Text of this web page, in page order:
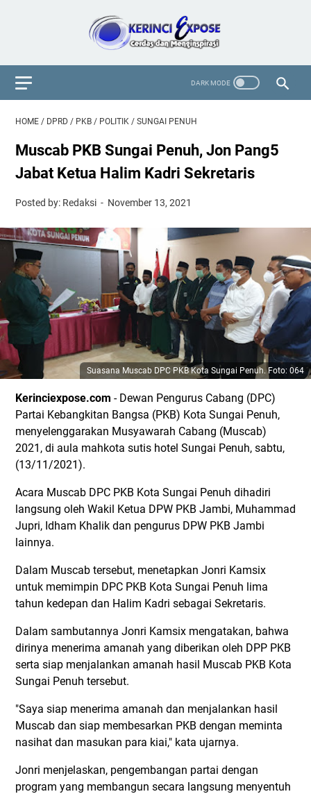
HOME / DPRD / PKB / POLITIK / SUNGAI PENUH
Muscab PKB Sungai Penuh, Jon Pang5
Jabat Ketua Halim Kadri Sekretaris
Posted by: Redaksi November 13, 2021
Suasana Muscab DPC PKB Kota Sungai Penuh. Foto: 064
Kerinciexpose.com - Dewan Pengurus Cabang (DPC)
Partai Kebangkitan Bangsa (PKB) Kota Sungai Penuh,
menyelenggarakan Musyawarah Cabang (Muscab)
2021, di aula mahkota sutis hotel Sungai Penuh, sabtu,
(13/11/2021).
Acara Muscab DPC PKB Kota Sungai Penuh dihadiri
langsung oleh Wakil Ketua DPW PKB Jambi, Muhammad
Jupri, Idham Khalik dan pengurus DPW PKB Jambi
lainnya.
Dalam Muscab tersebut, menetapkan Jonri Kamsix
untuk memimpin DPC PKB Kota Sungai Penuh lima
tahun kedepan dan Halim Kadri sebagai Sekretaris.
Dalam sambutannya Jonri Kamsix mengatakan, bahwa
dirinya menerima amanah yang diberikan oleh DPP PKB
serta siap menjalankan amanah hasil Muscab PKB Kota
Sungai Penuh tersebut.
"Saya siap menerima amanah dan menjalankan hasil
Muscab dan siap membesarkan PKB dengan meminta
nasihat dan masukan para kiai," kata ujarnya.
Jonri menjelaskan, pengembangan partai dengan
program yang membangun secara langsung menyentuh